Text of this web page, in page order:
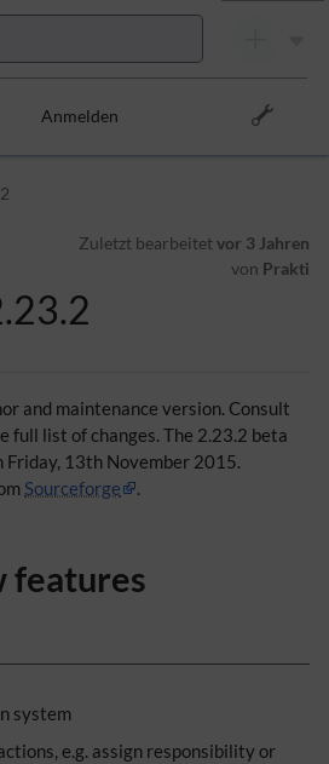
Anmelden
Zuletzt bearbeitetvor 3 Jahren
von Prakti
and maintenance version. Consult
full list of changes. The 2.23.2 beta
Friday, 13th November 2015.
Sourceforge .
features
system
e.g. assign responsibility or